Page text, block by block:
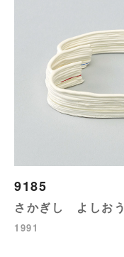
9185
さかぎし よしおう
1991